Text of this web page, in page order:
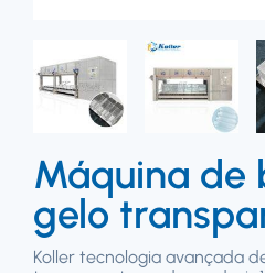
Máquina de
gelo
Koller tecnologia avançada